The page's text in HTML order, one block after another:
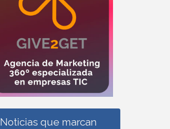
Noticias que marcan